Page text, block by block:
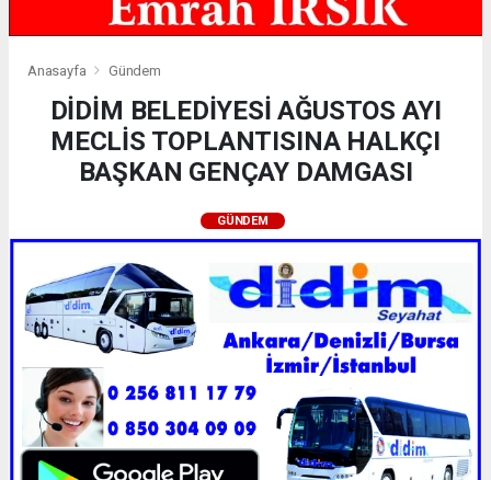
Anasayfa Gündem
DİDİM BELEDİYESİ AĞUSTOS AYI
MECLİS TOPLANTISINA HALKÇI
BAŞKAN GENÇAY DAMGASI
GÜNDEM